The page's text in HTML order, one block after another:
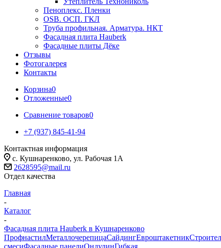
Пеноплекс. Пленки
OSB. ОСП. ГКЛ
Труба профильная. Арматура. НКТ
Фасадная плита Hauberk
Фасадные плиты Дёке
Отзывы
Фотогалерея
Контакты
Корзина0
Отложенные0
Сравнение товаров0
+7 (937) 845-41-94
Контактная информация
с. Кушнаренково, ул. Рабочая 1А
2628595@mail.ru
Отдел качества
Главная
-
Каталог
-
Фасадная плита Hauberk в Кушнаренково
ПрофнастилМеталлочерепицаСайдингЕвроштакетник
смесиФасадные панелиОндулинГибкая